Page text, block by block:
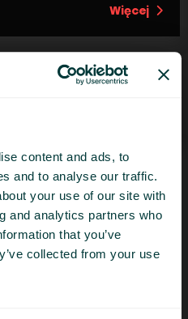
content and ads, to
and to analyse our traffic.
your use of our site with
and analytics partners who
that you’ve
collected from your use
Więcej
Podcaster oraz
Cloud.